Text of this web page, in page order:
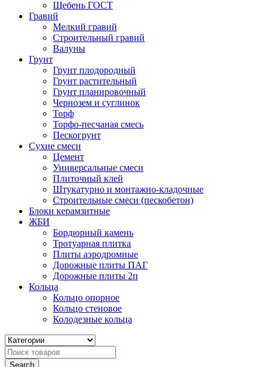
Щебень ГОСТ
Гравий
Мелкий гравий
Строительный гравий
Валуны
Грунт
Грунт плодородный
Грунт растительный
Грунт планировочный
Чернозем и суглинок
Торф
Торфо-песчаная смесь
Пескогрунт
Сухие смеси
Цемент
Универсальные смеси
Плиточный клей
Штукатурно и монтажно-кладочные
Строительные смеси (пескобетон)
Блоки керамзитные
ЖБИ
Бордюрный камень
Тротуарная плитка
Плиты аэродромные
Дорожные плиты ПАГ
Дорожные плиты 2п
Кольца
Кольцо опорное
Кольцо стеновое
Колодезные кольца